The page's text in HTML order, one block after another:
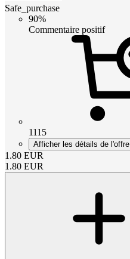
Safe_purchase
90%
Commentaire positif
1115
Afficher les détails de l'offre
1.80 EUR
1.80 EUR